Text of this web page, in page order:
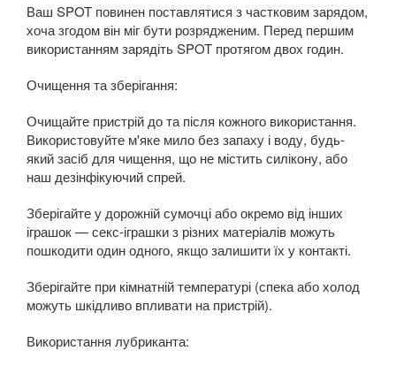
Ваш SPOT повинен поставлятися з частковим зарядом,
хоча згодом він міг бути розрядженим. Перед першим
використанням зарядіть SPOT протягом двох годин.
Очищення та зберігання:
Очищайте пристрій до та після кожного використання.
Використовуйте м'яке мило без запаху і воду, будь-
який засіб для чищення, що не містить силікону, або
наш дезінфікуючий спрей.
Зберігайте у дорожній сумочці або окремо від інших
іграшок — секс-іграшки з різних матеріалів можуть
пошкодити один одного, якщо залишити їх у контакті.
Зберігайте при кімнатній температурі (спека або холод
можуть шкідливо впливати на пристрій).
Використання лубриканта: